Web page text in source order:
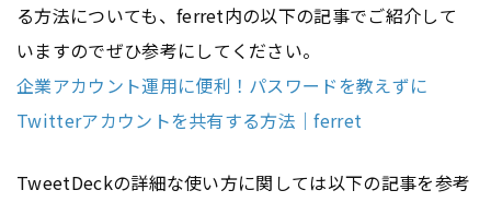
る方法についても、ferret内の以下の記事でご紹介して
いますのでぜひ参考にしてください。
企業アカウント運用に便利！パスワードを教えずに
Twitterアカウントを共有する方法｜ferret
TweetDeckの詳細な使い方に関しては以下の記事を参考